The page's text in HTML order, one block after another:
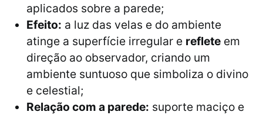
aplicados sobre a parede;
Efeito: a luz das velas e do ambiente
atinge a superfície irregular e reflete em
direção ao observador, criando um
ambiente suntuoso que simboliza o divino
e celestial;
Relação com a parede: suporte maciço e